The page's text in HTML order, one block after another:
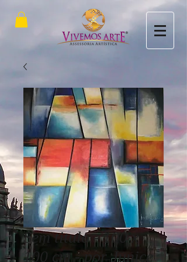
Sem titulo - 100 x
100 cm - por Junice